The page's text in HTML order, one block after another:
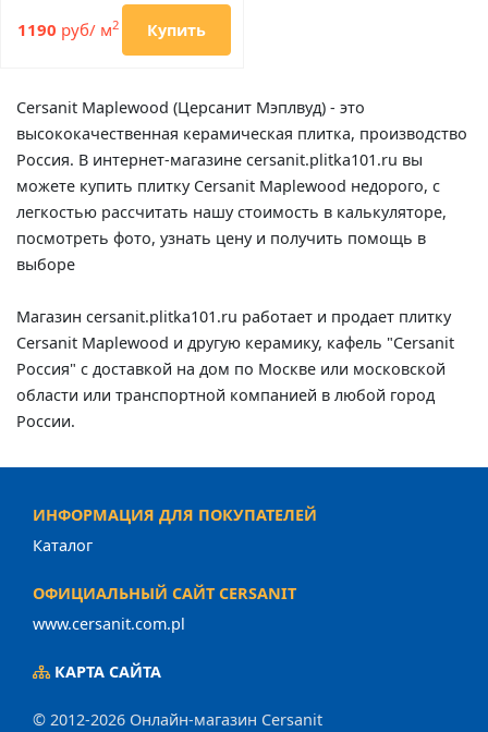
1190 руб/ м2 Купить
Cersanit Maplewood (Церсанит Мэплвуд) - это
высококачественная керамическая плитка, производство
Россия. В интернет-магазине cersanit.plitka101.ru вы
можете купить плитку Cersanit Maplewood недорого, с
легкостью рассчитать нашу стоимость в калькуляторе,
посмотреть фото, узнать цену и получить помощь в
выборе
Магазин cersanit.plitka101.ru работает и продает плитку
Cersanit Maplewood и другую керамику, кафель "Cersanit
Россия" с доставкой на дом по Москве или московской
области или транспортной компанией в любой город
России.
ИНФОРМАЦИЯ ДЛЯ ПОКУПАТЕЛЕЙ
Каталог
ОФИЦИАЛЬНЫЙ САЙТ CERSANIT
www.cersanit.com.pl
КАРТА САЙТА
© 2012-2026 Онлайн-магазин Cersanit